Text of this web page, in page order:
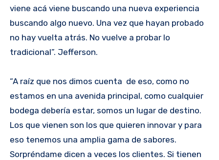
viene acá viene buscando una nueva experiencia
buscando algo nuevo. Una vez que hayan probado
no hay vuelta atrás. No vuelve a probar lo
tradicional”. Jefferson.
“A raíz que nos dimos cuenta de eso, como no
estamos en una avenida principal, como cualquier
bodega debería estar, somos un lugar de destino.
Los que vienen son los que quieren innovar y para
eso tenemos una amplia gama de sabores.
Sorpréndame dicen a veces los clientes. Si tienen